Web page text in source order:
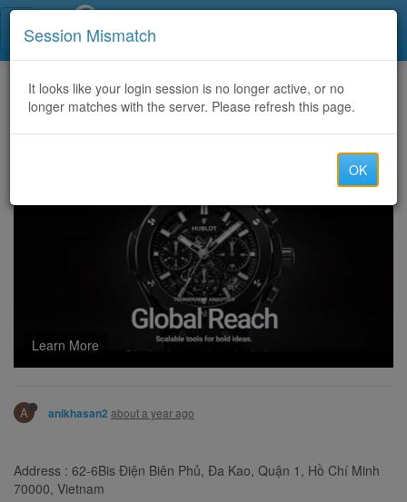
Home CategoriesDiscussion
SAUDI Saudi Arabian Government Visa Center | Saudi Electronic Visa eVisa - Chính phủ Ả Rập Saudi Visa trực tuyến
Learn More
A anikhasan2 about a year ago
Address : 62-6Bis Điện Biên Phủ, Đa Kao, Quận 1, Hồ Chí Minh
70000, Vietnam
Session Mismatch
It looks like your login session is no longer active, or no
longer matches with the server. Please refresh this page.
OK